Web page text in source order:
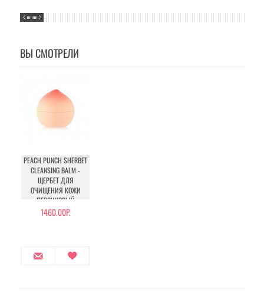
ВЫ СМОТРЕЛИ
PEACH PUNCH SHERBET
CLEANSING BALM -
ЩЕРБЕТ ДЛЯ
ОЧИЩЕНИЯ КОЖИ
ПЕРСИКОВЫЙ
1460.00Р.